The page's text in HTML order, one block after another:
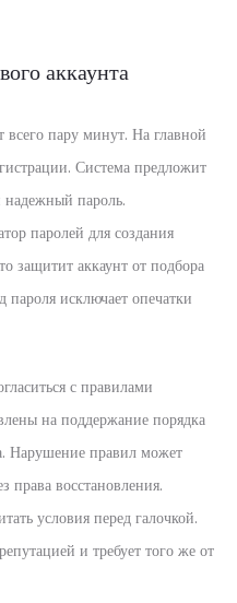
аккаунта
всего пару минут. На главной
Система предложит
пароль.
паролей для создания
защитит аккаунт от подбора
исключает опечатки
с правилами
на поддержание порядка
Нарушение правил может
права восстановления.
условия перед галочкой.
и требует того же от